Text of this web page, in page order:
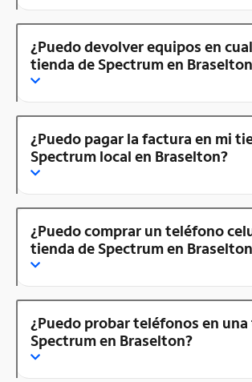
¿Puedo devolver equipos en
tienda de Spectrum en
¿Puedo pagar la factura en mi
Spectrum local en Braselton?
¿Puedo comprar un teléfono
tienda de Spectrum en
¿Puedo probar teléfonos en
Spectrum en Braselton?